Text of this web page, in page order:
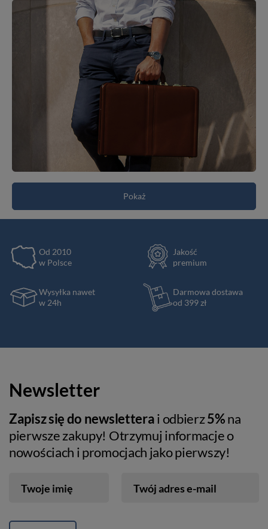
Pokaż
Od 2010
w Polsce
Jakość
premium
Wysyłka nawet
w 24h
Darmowa dostawa
od 399 zł
Newsletter
Zapisz się do newsletterai odbierz5%na
pierwsze zakupy! Otrzymuj informacje o
nowościach i promocjach jako pierwszy!
Twoje imię Twój adres e-mail